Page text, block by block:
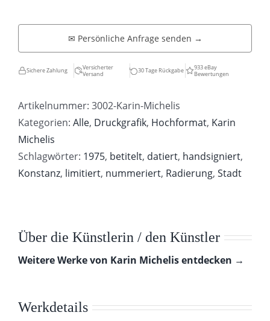
✉ Persönliche Anfrage senden →
Sichere Zahlung
Versicherter
Versand
30 Tage Rückgabe
933 eBay
Bewertungen
Artikelnummer: 3002-Karin-Michelis
Kategorien: Alle, Druckgrafik, Hochformat, Karin
Michelis
Schlagwörter: 1975, betitelt, datiert, handsigniert,
Konstanz, limitiert, nummeriert, Radierung, Stadt
Über die Künstlerin / den Künstler
Weitere Werke von Karin Michelis entdecken →
Werkdetails